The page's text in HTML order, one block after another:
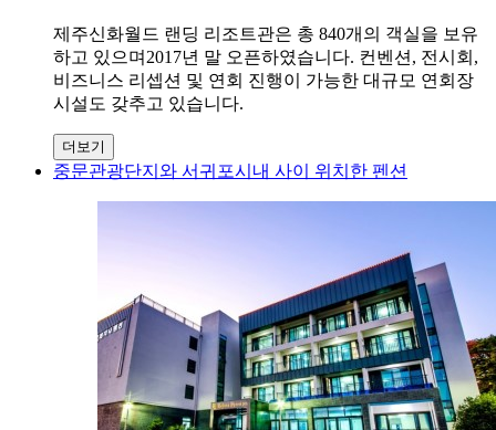
제주신화월드 랜딩 리조트관은 총 840개의 객실을 보유
하고 있으며2017년 말 오픈하였습니다. 컨벤션, 전시회,
비즈니스 리셉션 및 연회 진행이 가능한 대규모 연회장
시설도 갖추고 있습니다.
더보기
중문관광단지와 서귀포시내 사이 위치한 펜션